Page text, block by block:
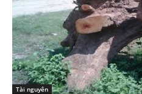
Tài nguyên